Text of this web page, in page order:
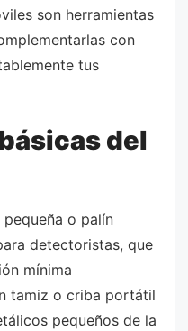
son herramientas
con
tus
del
o palín
detectoristas, que
mínima
tamiz o criba portátil
pequeños de la